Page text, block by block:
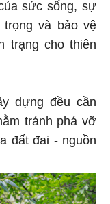
sức sống, sự
và bảo vệ
trạng cho thiên
dựng đều cần
tránh phá vỡ
đất đai - nguồn